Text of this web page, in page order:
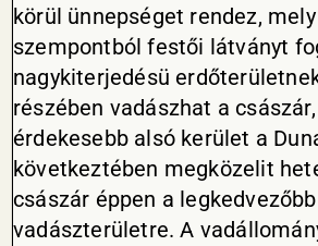
körül ünnepséget rendez,
szempontból festői látványt
nagykiterjedésü
részében vadászhat a
érdekesebb alsó kerület a
következtében megközelit
császár éppen a
vadászterületre. A